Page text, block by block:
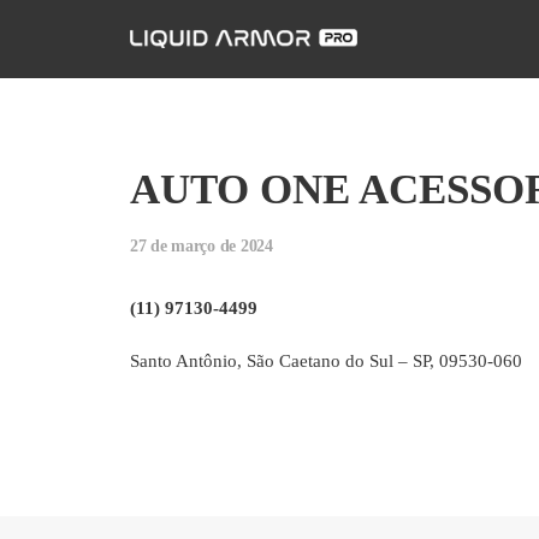
AUTO ONE
27 de março de 2024
(11) 97130-4499
Santo Antônio, São Caetano do Sul – SP, 09530-060